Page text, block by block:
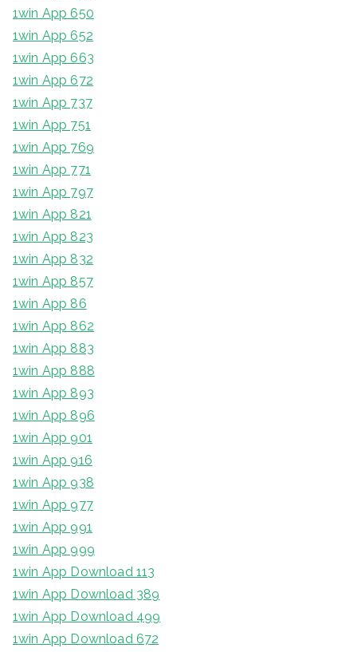
1win App 650
1win App 652
1win App 663
1win App 672
1win App 737
1win App 751
1win App 769
1win App 771
1win App 797
1win App 821
1win App 823
1win App 832
1win App 857
1win App 86
1win App 862
1win App 883
1win App 888
1win App 893
1win App 896
1win App 901
1win App 916
1win App 938
1win App 977
1win App 991
1win App 999
1win App Download 113
1win App Download 389
1win App Download 499
1win App Download 672